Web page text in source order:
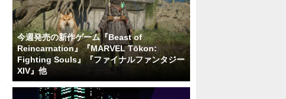
今週発売の新作ゲーム『Beast of
Reincarnation』『MARVEL Tōkon:
Fighting Souls』『ファイナルファンタジー
XIV』他